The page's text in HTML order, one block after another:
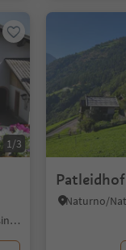
1/3
Nobls/Nobls, Jenesien/San Genesio Atesino, Bolzano/Bozen and environs
Patleidhof